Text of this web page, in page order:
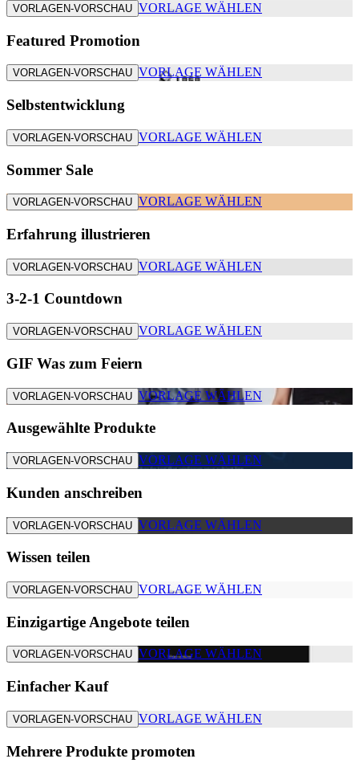
VORLAGEN-VORSCHAU VORLAGE WÄHLEN
Featured Promotion
VORLAGEN-VORSCHAU VORLAGE WÄHLEN
Selbstentwicklung
VORLAGEN-VORSCHAU VORLAGE WÄHLEN
Sommer Sale
VORLAGEN-VORSCHAU VORLAGE WÄHLEN
Erfahrung illustrieren
VORLAGEN-VORSCHAU VORLAGE WÄHLEN
3-2-1 Countdown
VORLAGEN-VORSCHAU VORLAGE WÄHLEN
GIF Was zum Feiern
VORLAGEN-VORSCHAU VORLAGE WÄHLEN
Ausgewählte Produkte
VORLAGEN-VORSCHAU VORLAGE WÄHLEN
Kunden anschreiben
VORLAGEN-VORSCHAU VORLAGE WÄHLEN
Wissen teilen
VORLAGEN-VORSCHAU VORLAGE WÄHLEN
Einzigartige Angebote teilen
VORLAGEN-VORSCHAU VORLAGE WÄHLEN
Einfacher Kauf
VORLAGEN-VORSCHAU VORLAGE WÄHLEN
Mehrere Produkte promoten